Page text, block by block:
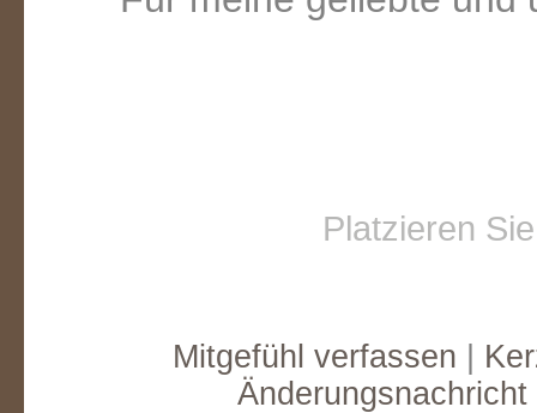
Platzieren
Mitgefühl verfassen